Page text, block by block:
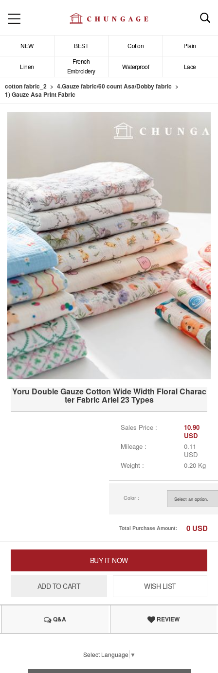
NEW BEST Cotton Plain
Linen
French
Embroidery
Waterproof Lace
cotton fabric_2
4.Gauze fabric/60 count Asa/Dobby fabric
1) Gauze Asa Print Fabric
Yoru Double Gauze Cotton Wide Width Floral Charac
ter Fabric Ariel 23 Types
Sales Price :
10.90
USD
Mileage :
0.11
USD
Weight :
0.20 Kg
Color :
Total Purchase Amount: 0 USD
BUY IT NOW
ADD TO CART WISH LIST
Q&A REVIEW
Select Language ▼